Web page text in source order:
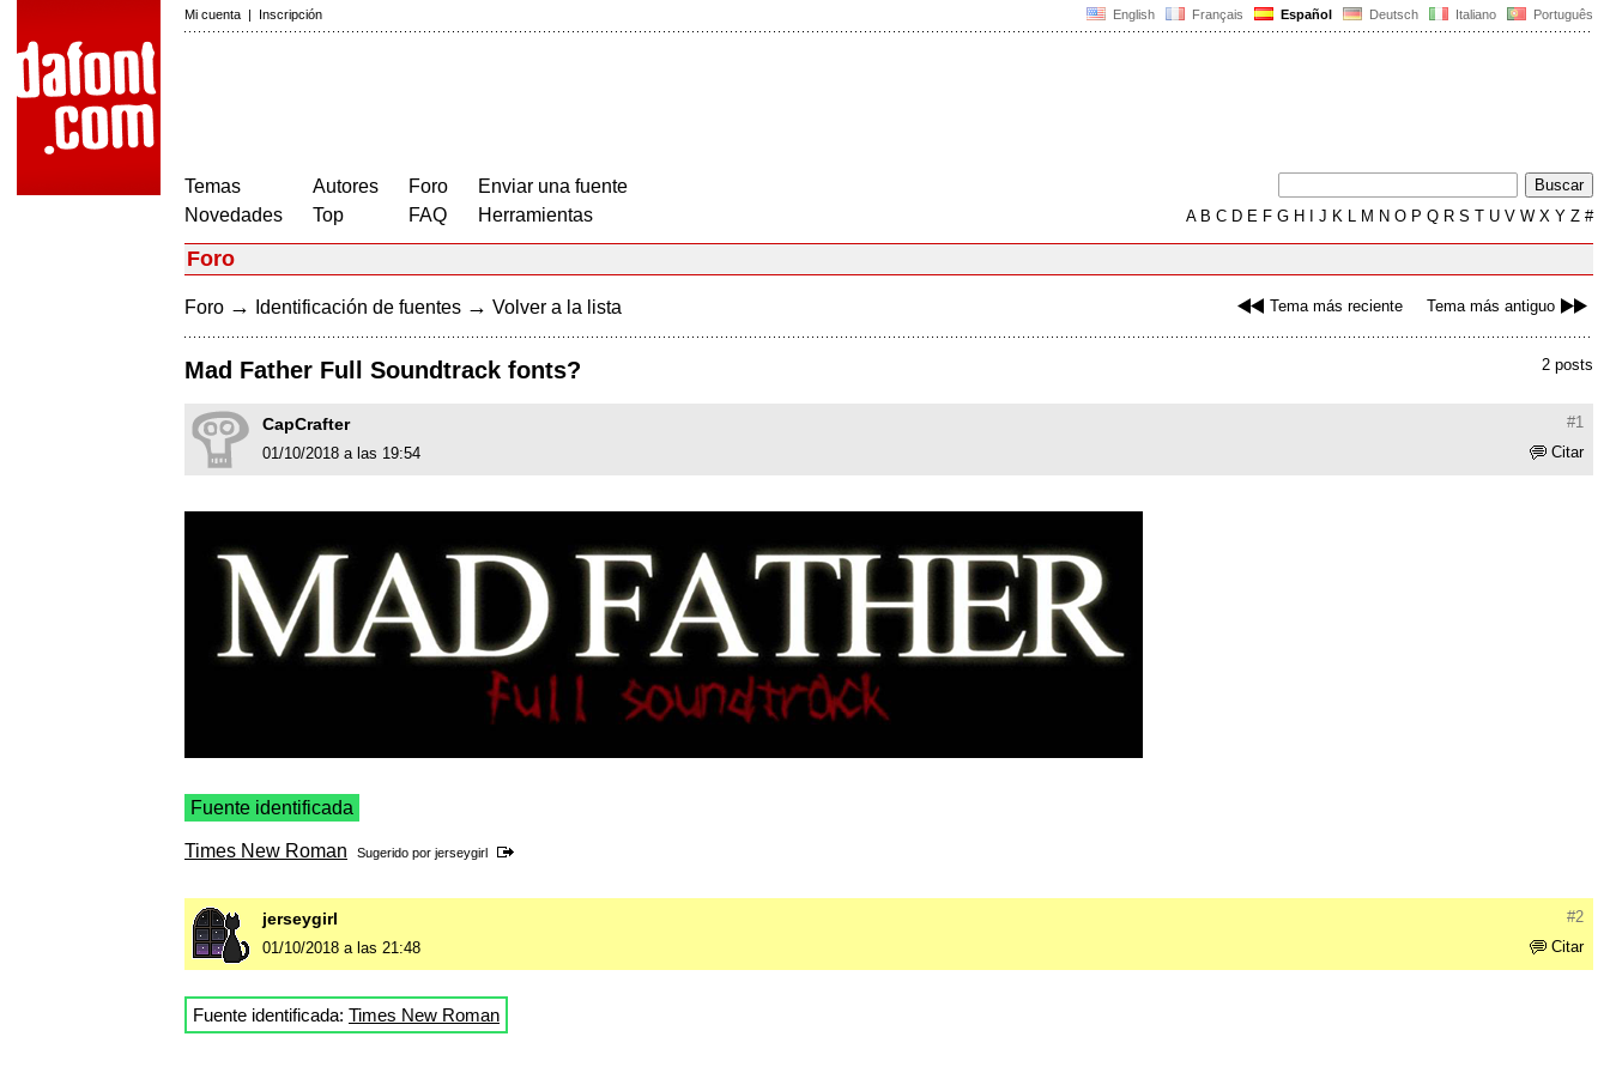
English Français Español Deutsch Italiano Português
Mi cuenta | Inscripción
Temas
Novedades
Autores
Top
Foro
FAQ
Enviar una fuente
Herramientas
AB C D E F G H J K L M N O P Q R S T U V W X Y Z #
Foro
Tema más reciente Tema más antiguo
Foro → Identificación de fuentes → Volver a la lista
2 posts
Mad Father Full Soundtrack fonts?
#1
CapCrafter
Citar
01/10/2018 a las 19:54
Fuente identificada
Times New Roman Sugerido por jerseygirl
#2
jerseygirl
Citar
01/10/2018 a las 21:48
Fuente identificada: Times New Roman